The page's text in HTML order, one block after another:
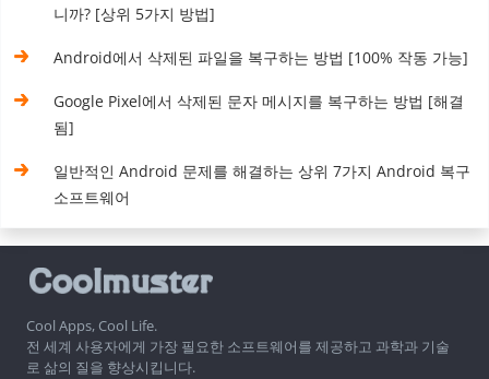
니까? [상위 5가지 방법]
Android에서 삭제된 파일을 복구하는 방법 [100% 작동 가능]
Google Pixel에서 삭제된 문자 메시지를 복구하는 방법 [해결
됨]
일반적인 Android 문제를 해결하는 상위 7가지 Android 복구
소프트웨어
Cool Apps, Cool Life.
전 세계 사용자에게 가장 필요한 소프트웨어를 제공하고 과학과 기술
로 삶의 질을 향상시킵니다.